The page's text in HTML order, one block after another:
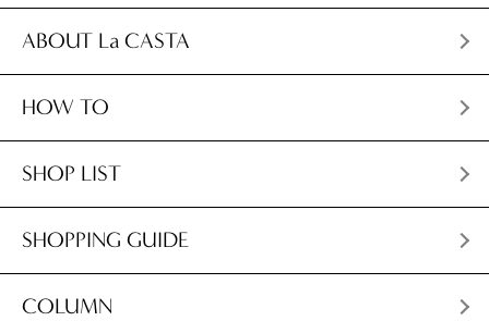
ABOUT La CASTA
HOW TO
SHOP LIST
SHOPPING GUIDE
COLUMN